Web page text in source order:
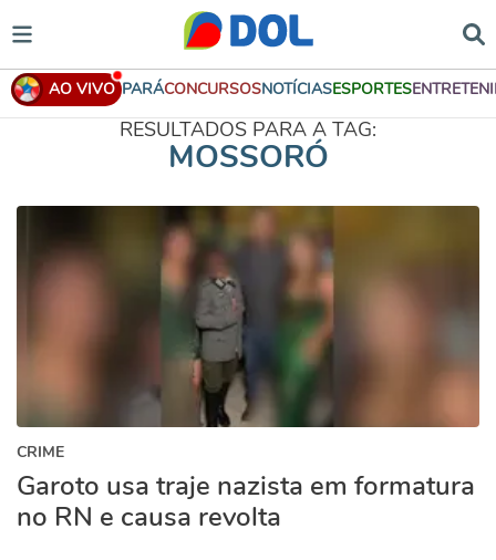
AO VIVO PARÁCONCURSOSNOTÍCIASESPORTES
RESULTADOS PARA A TAG:
MOSSORÓ
CRIME
Garoto usa traje nazista em formatura
no RN e causa revolta